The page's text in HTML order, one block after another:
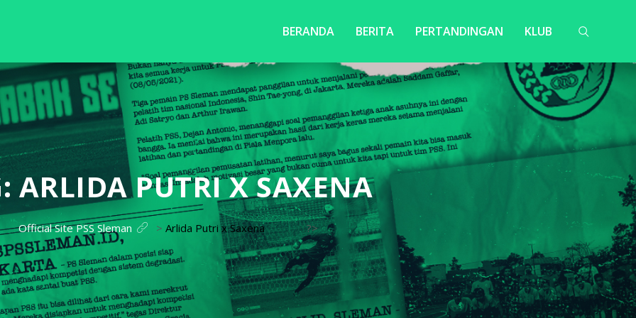
BERANDA BERITA PERTANDINGAN KLUB
ARLIDA PUTRI X SAXENA
Official Site PSS Sleman > Arlida Putri x Saxena ?>